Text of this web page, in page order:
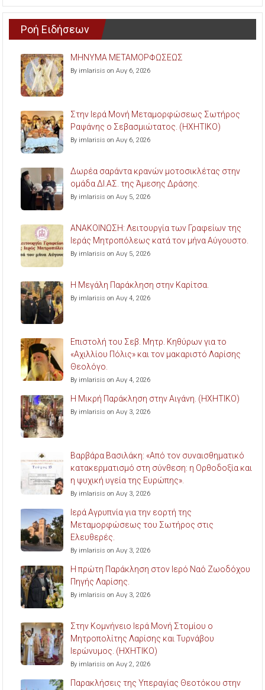
Ροή Ειδήσεων
ΜΗΝΥΜΑ ΜΕΤΑΜΟΡΦΩΣΕΩΣ
By imlarisis on Αυγ 6, 2026
Στην Ιερά Μονή Μεταμορφώσεως Σωτήρος
Ραψάνης ο Σεβασμιώτατος. (ΗΧΗΤΙΚΟ)
By imlarisis on Αυγ 6, 2026
Δωρέα σαράντα κρανών μοτοσικλέτας στην
ομάδα ΔΙ.ΑΣ. της Άμεσης Δράσης.
By imlarisis on Αυγ 5, 2026
ΑΝΑΚΟΙΝΩΣΗ: Λειτουργία των Γραφείων της
Ιεράς Μητροπόλεως κατά τον μήνα Αύγουστο.
By imlarisis on Αυγ 5, 2026
Η Μεγάλη Παράκληση στην Καρίτσα.
By imlarisis on Αυγ 4, 2026
Επιστολή του Σεβ. Μητρ. Κηθύρων για το
«Αχιλλίου Πόλις» και τον μακαριστό Λαρίσης
Θεολόγο.
By imlarisis on Αυγ 4, 2026
Η Μικρή Παράκληση στην Αιγάνη. (ΗΧΗΤΙΚΟ)
By imlarisis on Αυγ 3, 2026
Βαρβάρα Βασιλάκη: «Από τον συναισθηματικό
κατακερματισμό στη σύνθεση: η Ορθοδοξία και
η ψυχική υγεία της Ευρώπης».
By imlarisis on Αυγ 3, 2026
Ιερά Αγρυπνία για την εορτή της
Μεταμορφώσεως του Σωτήρος στις
Ελευθερές.
By imlarisis on Αυγ 3, 2026
Η πρώτη Παράκληση στον Ιερό Ναό Ζωοδόχου
Πηγής Λαρίσης.
By imlarisis on Αυγ 3, 2026
Στην Κομνήνειο Ιερά Μονή Στομίου ο
Μητροπολίτης Λαρίσης και Τυρνάβου
Ιερώνυμος. (ΗΧΗΤΙΚΟ)
By imlarisis on Αυγ 2, 2026
Παρακλήσεις της Υπεραγίας Θεοτόκου στην